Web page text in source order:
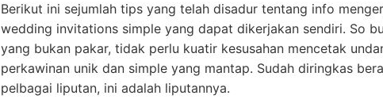
Berikut ini sejumlah tips yang telah disadur tentang info
wedding invitations simple yang dapat dikerjakan sendiri. So
yang bukan pakar, tidak perlu kuatir kesusahan mencetak
perkawinan unik dan simple yang mantap. Sudah diringkas
pelbagai liputan, ini adalah liputannya.